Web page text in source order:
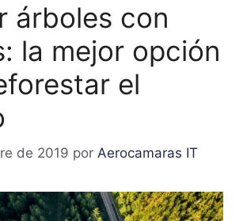
árboles con
la mejor opción
el
de 2019 por Aerocamaras IT